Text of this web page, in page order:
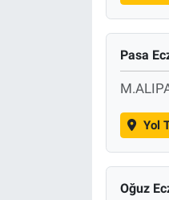
Pasa
Yol
Oğuz
Bilim ve Teknoloji